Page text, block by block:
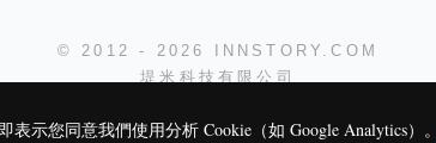
© 2012 - 2026 INNSTORY.COM
堤米科技有限公司
示您同意我們使用分析 Cookie（如 Google Analytics）。